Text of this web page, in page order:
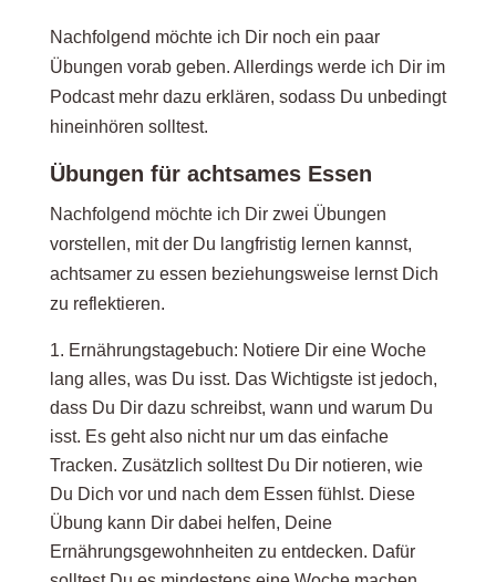
Nachfolgend möchte ich Dir noch ein paar
Übungen vorab geben. Allerdings werde ich Dir im
Podcast mehr dazu erklären, sodass Du unbedingt
hineinhören solltest.
Übungen für achtsames Essen
Nachfolgend möchte ich Dir zwei Übungen
vorstellen, mit der Du langfristig lernen kannst,
achtsamer zu essen beziehungsweise lernst Dich
zu reflektieren.
Ernährungstagebuch: Notiere Dir eine Woche
lang alles, was Du isst. Das Wichtigste ist jedoch,
dass Du Dir dazu schreibst, wann und warum Du
isst. Es geht also nicht nur um das einfache
Tracken. Zusätzlich solltest Du Dir notieren, wie
Du Dich vor und nach dem Essen fühlst. Diese
Übung kann Dir dabei helfen, Deine
Ernährungsgewohnheiten zu entdecken. Dafür